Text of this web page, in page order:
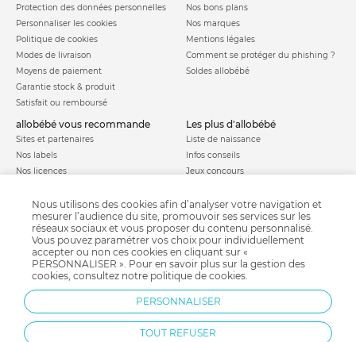
Protection des données personnelles
Personnaliser les cookies
Politique de cookies
Modes de livraison
Moyens de paiement
Garantie stock & produit
Satisfait ou remboursé
Nos bons plans
Nos marques
Mentions légales
Comment se protéger du phishing ?
Soldes allobébé
allobébé vous recommande
Sites et partenaires
Nos labels
Nos licences
les plus d'allobébé
Liste de naissance
Infos conseils
Jeux concours
Parrainage
Paiement sécurisé
Charte qualité
Nous utilisons des cookies afin d’analyser votre navigation et
mesurer l’audience du site, promouvoir ses services sur les
réseaux sociaux et vous proposer du contenu personnalisé.
Vous pouvez paramétrer vos choix pour individuellement
accepter ou non ces cookies en cliquant sur «
PERSONNALISER ». Pour en savoir plus sur la gestion des
cookies, consultez notre politique de cookies.
PERSONNALISER
TOUT REFUSER